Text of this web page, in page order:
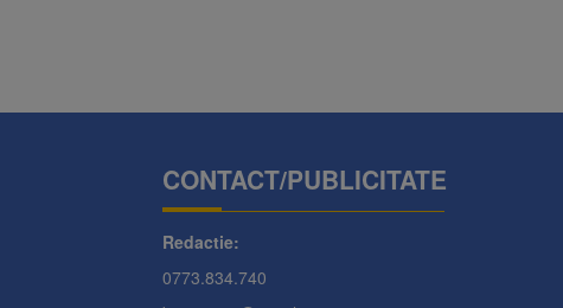
CONTACT/PUBLICITATE
Redactie:
0773.834.740